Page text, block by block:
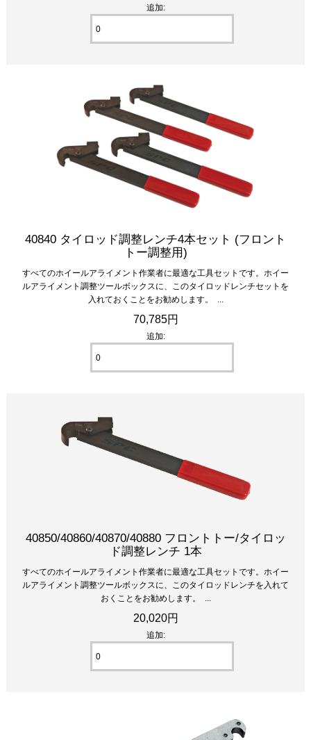
追加:
40840 タイロッド調整レンチ4本セット (フロント
トー調整用)
すべてのホイールアライメント作業者に最適な工具セットです。ホイー
ルアライメント調整ツールボックスに、このタイロッドレンチセットを
入れておくことをお勧めします。 ...
70,785円
追加:
40850/40860/40870/40880 フロントトー/タイロッ
ド調整レンチ 1本
すべてのホイールアライメント作業者に最適な工具セットです。ホイー
ルアライメント調整ツールボックスに、このタイロッドレンチを入れて
おくことをお勧めします。 ...
20,020円
追加: